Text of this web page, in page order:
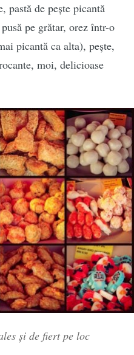
pastă de pește picantă
pe grătar, orez într-o
picantă ca alta), pește,
moi, delicioase
și de fiert pe loc